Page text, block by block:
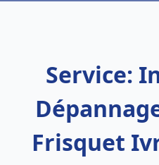
Service:
Frisquet